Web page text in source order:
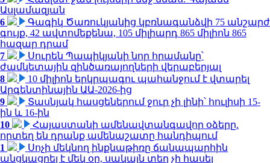
Ասլամազյան
6
Գագիկ Ծառուկյանից կբռնագանձվի 75 անշարժ
գույք, 42 ավտոմեքենա, 105 միլիարդ 865 միլիոն 865
հազար դրամ
7
Սուրեն Պապիկյանի նոր հրամանը՝
ժամկետային զինծառայողների վերաբերյալ
8
10 միլիոն երկրպագու պահանջում է վտարել
Արգենտինային ԱԱ-2026-ից
9
Տասնյակ հասցեներում ջուր չի լինի՝ հուլիսի 15-
ին և 16-ին
10
Հայաստանի ամենավտանգավոր օձերը.
որտեղ են դրանք ամենաշատը հանդիպում
1
Սոչի մեկնող ինքնաթիռը ճանապարհին
անցկացրել է մեկ օր, սակայն տեղ չի հասել